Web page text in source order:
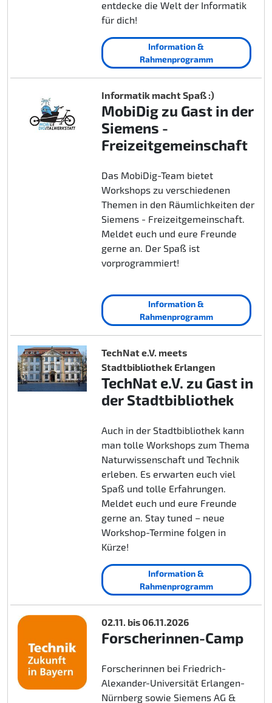
entdecke die Welt der Informatik
für dich!
Information &
Rahmenprogramm
Informatik macht Spaß :)
MobiDig zu Gast in der
Siemens -
Freizeitgemeinschaft
Das MobiDig-Team bietet
Workshops zu verschiedenen
Themen in den Räumlichkeiten der
Siemens - Freizeitgemeinschaft.
Meldet euch und eure Freunde
gerne an. Der Spaß ist
vorprogrammiert!
Information &
Rahmenprogramm
TechNat e.V. meets
Stadtbibliothek Erlangen
TechNat e.V. zu Gast in
der Stadtbibliothek
Auch in der Stadtbibliothek kann
man tolle Workshops zum Thema
Naturwissenschaft und Technik
erleben. Es erwarten euch viel
Spaß und tolle Erfahrungen.
Meldet euch und eure Freunde
gerne an. Stay tuned – neue
Workshop-Termine folgen in
Kürze!
Information &
Rahmenprogramm
02.11. bis 06.11.2026
Forscherinnen-Camp
Forscherinnen bei Friedrich-
Alexander-Universität Erlangen-
Nürnberg sowie Siemens AG &